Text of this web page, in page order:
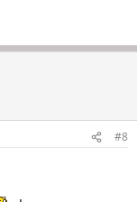
#8